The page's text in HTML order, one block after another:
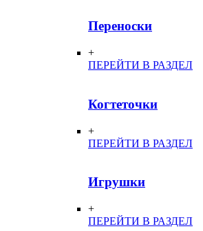
Переноски
+
ПЕРЕЙТИ В РАЗДЕЛ
Когтеточки
+
ПЕРЕЙТИ В РАЗДЕЛ
Игрушки
+
ПЕРЕЙТИ В РАЗДЕЛ